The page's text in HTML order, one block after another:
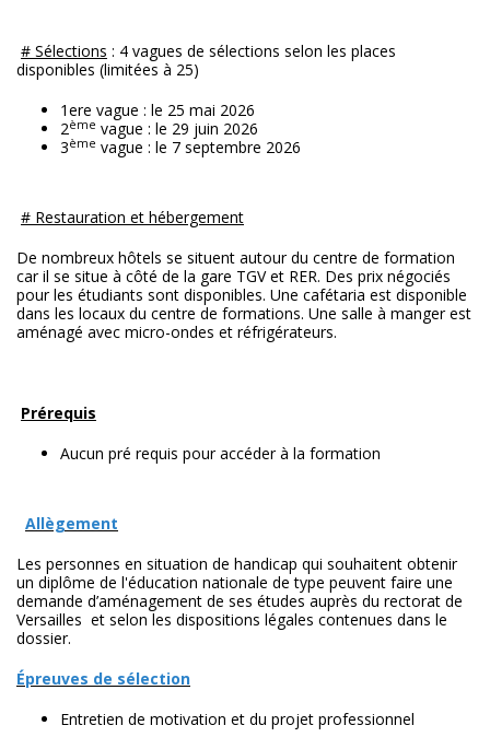
# Sélections : 4 vagues de sélections selon les places
disponibles (limitées à 25)
1ere vague : le 25 mai 2026
2ème vague : le 29 juin 2026
3ème vague : le 7 septembre 2026
# Restauration et hébergement
De nombreux hôtels se situent autour du centre de formation
car il se situe à côté de la gare TGV et RER. Des prix négociés
pour les étudiants sont disponibles. Une cafétaria est disponible
dans les locaux du centre de formations. Une salle à manger est
aménagé avec micro-ondes et réfrigérateurs.
Prérequis
Aucun pré requis pour accéder à la formation
Allègement
Les personnes en situation de handicap qui souhaitent obtenir
un diplôme de l'éducation nationale de type peuvent faire une
demande d’aménagement de ses études auprès du rectorat de
Versailles et selon les dispositions légales contenues dans le
dossier.
Épreuves de sélection
Entretien de motivation et du projet professionnel